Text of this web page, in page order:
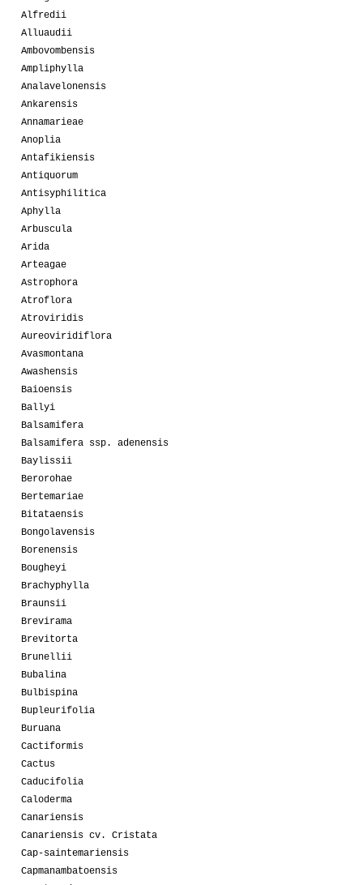
Alfredii
Alluaudii
Ambovombensis
Ampliphylla
Analavelonensis
Ankarensis
Annamarieae
Anoplia
Antafikiensis
Antiquorum
Antisyphilitica
Aphylla
Arbuscula
Arida
Arteagae
Astrophora
Atroflora
Atroviridis
Aureoviridiflora
Avasmontana
Awashensis
Baioensis
Ballyi
Balsamifera
Balsamifera ssp. adenensis
Baylissii
Berorohae
Bertemariae
Bitataensis
Bongolavensis
Borenensis
Bougheyi
Brachyphylla
Braunsii
Brevirama
Brevitorta
Brunellii
Bubalina
Bulbispina
Bupleurifolia
Buruana
Cactiformis
Cactus
Caducifolia
Caloderma
Canariensis
Canariensis cv. Cristata
Cap-saintemariensis
Capmanambatoensis